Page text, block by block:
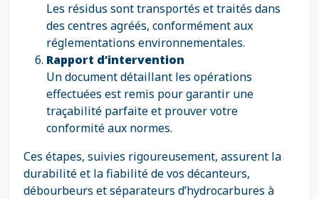
Les résidus sont transportés et traités dans
des centres agréés, conformément aux
réglementations environnementales.
Rapport d’intervention
Un document détaillant les opérations
effectuées est remis pour garantir une
traçabilité parfaite et prouver votre
conformité aux normes.
Ces étapes, suivies rigoureusement, assurent la
durabilité et la fiabilité de vos décanteurs,
débourbeurs et séparateurs d’hydrocarbures à